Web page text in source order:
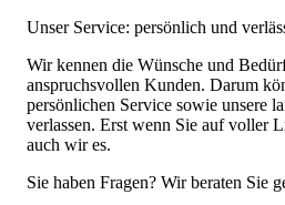
Unser Service: persönlich und
Wir kennen die Wünsche und
anspruchsvollen Kunden. Darum
persönlichen Service sowie unsere
verlassen. Erst wenn Sie auf voller
auch wir es.
Sie haben Fragen? Wir beraten Sie